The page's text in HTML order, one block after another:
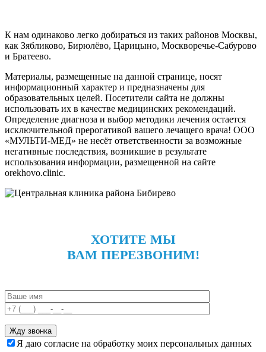
К нам одинаково легко добираться из таких районов Москвы,
как Зябликово, Бирюлёво, Царицыно, Москворечье-Сабурово
и Братеево.
Материалы, размещенные на данной странице, носят
информационный характер и предназначены для
образовательных целей. Посетители сайта не должны
использовать их в качестве медицинских рекомендаций.
Определение диагноза и выбор методики лечения остается
исключительной прерогативой вашего лечащего врача! ООО
«МУЛЬТИ-МЕД» не несёт ответственности за возможные
негативные последствия, возникшие в результате
использования информации, размещенной на сайте
orekhovo.clinic.
ХОТИТЕ МЫ
ВАМ ПЕРЕЗВОНИМ!
Я даю согласие на обработку моих персональных данных